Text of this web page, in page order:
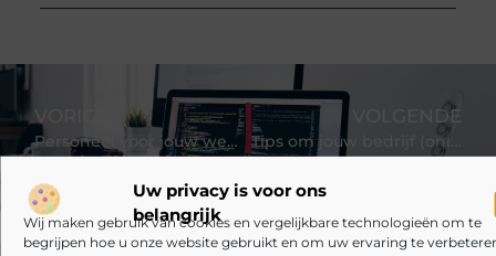
Uw privacy is voor ons
belangrijk
Wij maken gebruik van cookies en vergelijkbare technologieën om te
begrijpen hoe u onze website gebruikt en om uw ervaring te
Personeel voor jouw webshop vinden
VOLGENDE